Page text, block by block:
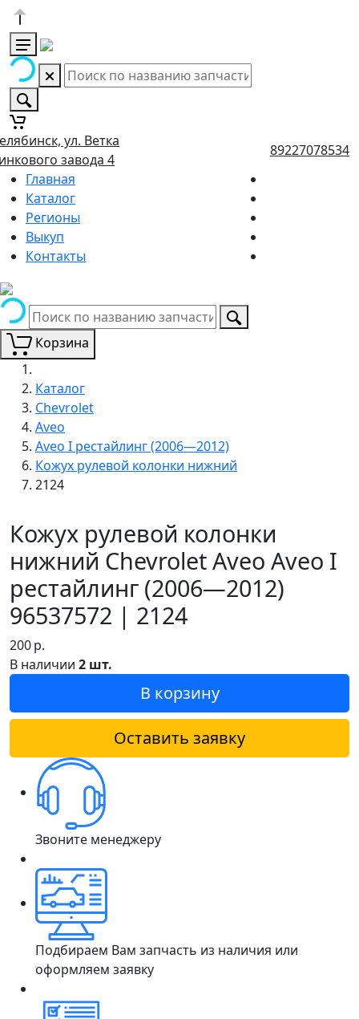
ул. Ветка
завода 4
89227078534
Главная
Каталог
Регионы
Выкуп
Контакты
Корзина
Каталог
Chevrolet
Aveo
Aveo I рестайлинг (2006—2012)
Кожух рулевой колонки нижний
2124
Кожух рулевой колонки
нижний Chevrolet Aveo Aveo I
рестайлинг (2006—2012)
96537572 | 2124
200р.
В наличии 2 шт.
В корзину
Оставить заявку
Звоните менеджеру
Подбираем Вам запчасть из наличия или
оформляем заявку